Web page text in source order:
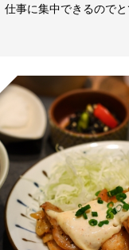
仕事に集中できるので